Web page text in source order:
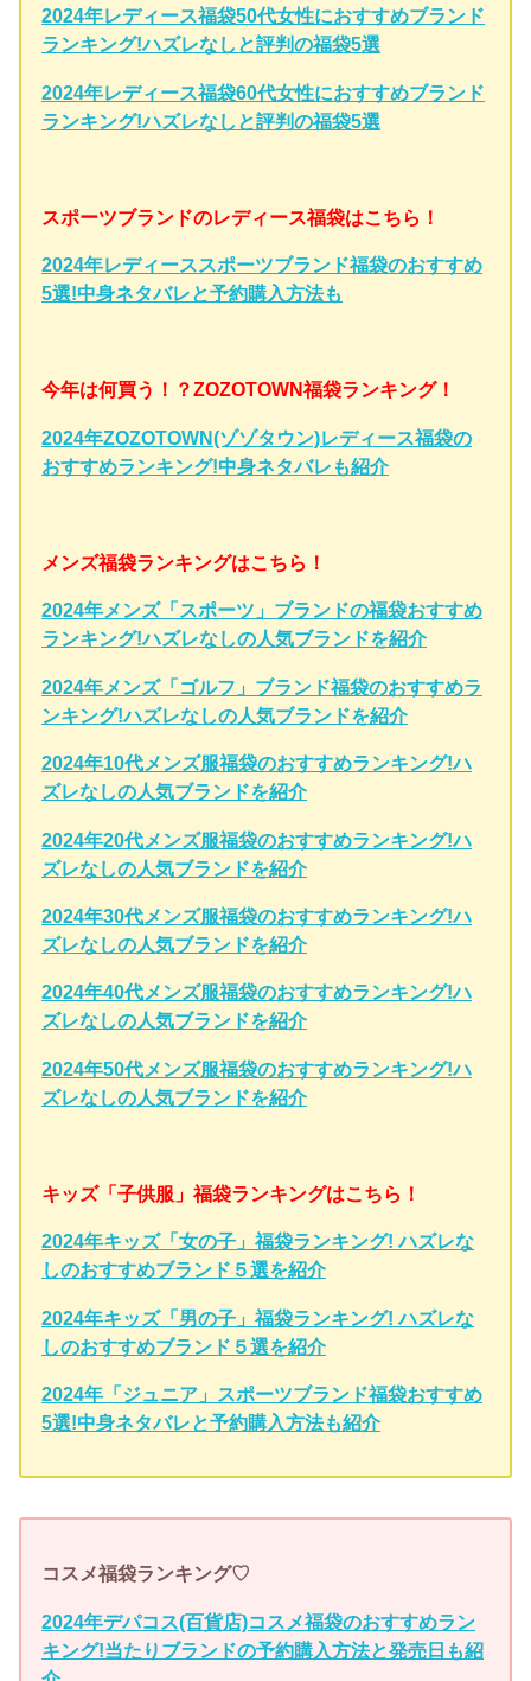
2024年レディース福袋50代女性におすすめブランド
ランキング!ハズレなしと評判の福袋5選
2024年レディース福袋60代女性におすすめブランド
ランキング!ハズレなしと評判の福袋5選
スポーツブランドのレディース福袋はこちら！
2024年レディーススポーツブランド福袋のおすすめ
5選!中身ネタバレと予約購入方法も
今年は何買う！？ZOZOTOWN福袋ランキング！
2024年ZOZOTOWN(ゾゾタウン)レディース福袋の
おすすめランキング!中身ネタバレも紹介
メンズ福袋ランキングはこちら！
2024年メンズ「スポーツ」ブランドの福袋おすすめ
ランキング!ハズレなしの人気ブランドを紹介
2024年メンズ「ゴルフ」ブランド福袋のおすすめラ
ンキング!ハズレなしの人気ブランドを紹介
2024年10代メンズ服福袋のおすすめランキング!ハ
ズレなしの人気ブランドを紹介
2024年20代メンズ服福袋のおすすめランキング!ハ
ズレなしの人気ブランドを紹介
2024年30代メンズ服福袋のおすすめランキング!ハ
ズレなしの人気ブランドを紹介
2024年40代メンズ服福袋のおすすめランキング!ハ
ズレなしの人気ブランドを紹介
2024年50代メンズ服福袋のおすすめランキング!ハ
ズレなしの人気ブランドを紹介
キッズ「子供服」福袋ランキングはこちら！
2024年キッズ「女の子」福袋ランキング! ハズレな
しのおすすめブランド５選を紹介
2024年キッズ「男の子」福袋ランキング! ハズレな
しのおすすめブランド５選を紹介
2024年「ジュニア」スポーツブランド福袋おすすめ
5選!中身ネタバレと予約購入方法も紹介
コスメ福袋ランキング♡
2024年デパコス(百貨店)コスメ福袋のおすすめラン
キング!当たりブランドの予約購入方法と発売日も紹